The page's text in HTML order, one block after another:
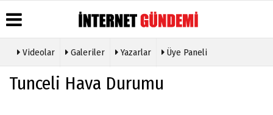
Üye Paneli
Haber
Durumu
Yazarları
Videolar Galeriler Yazarlar Üye Paneli
Tunceli Hava Durumu